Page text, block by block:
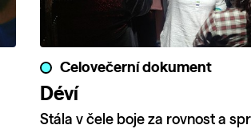
Celovečerní dokument
Déví
Stála v čele boje za rovnost a